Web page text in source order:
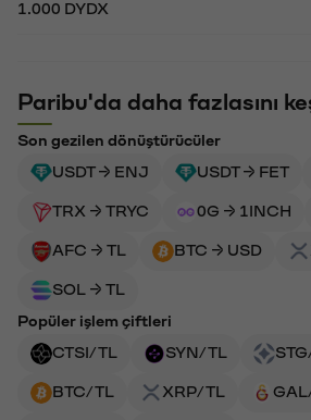
1.000 DYDX
Paribu'da daha fazlasını
Son gezilen dönüştürücüler
USDT → ENJ
USDT → FET
TRX → TRYC 0G → 1INCH
AFC → TL BTC → USD
SOL → TL
Popüler işlem çiftleri
CTSI/TL
SYN/TL
BTC/TL XRP/TL